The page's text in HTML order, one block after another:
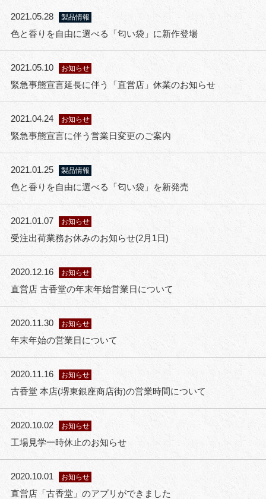
2021.05.28 製品情報
色と香りを自由に選べる「匂い袋」に新作登場
2021.05.10 お知らせ
緊急事態宣言延長に伴う「直営店」休業のお知らせ
2021.04.24 お知らせ
緊急事態宣言に伴う営業日変更のご案内
2021.01.25 製品情報
色と香りを自由に選べる「匂い袋」を新発売
2021.01.07 お知らせ
受注出荷業務お休みのお知らせ(2月1日)
2020.12.16 お知らせ
直営店 古香堂の年末年始営業日について
2020.11.30 お知らせ
年末年始の営業日について
2020.11.16 お知らせ
古香堂 本店(堺東銀座商店街)の営業時間について
2020.10.02 お知らせ
工場見学一時休止のお知らせ
2020.10.01 お知らせ
直営店「古香堂」のアプリができました